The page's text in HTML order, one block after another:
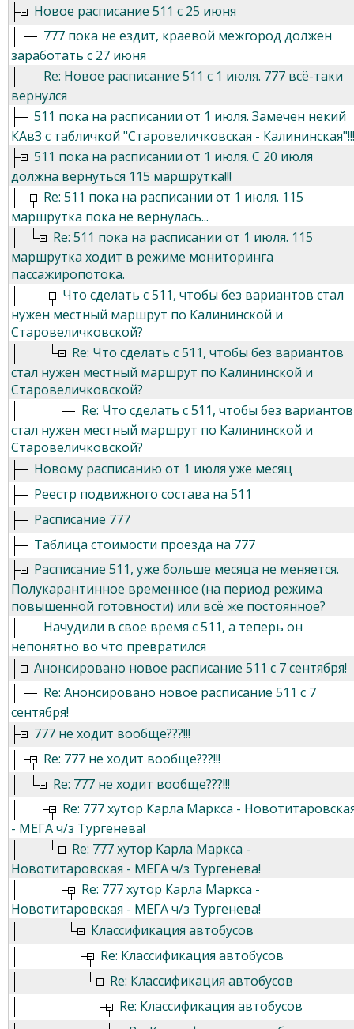
Новое расписание 511 с 25 июня
777 пока не ездит, краевой межгород должен
заработать с 27 июня
Re: Новое расписание 511 с 1 июля. 777 всё-таки
вернулся
511 пока на расписании от 1 июля. Замечен некий
КАвЗ с табличкой "Старовеличковская - Калининская"!!!
511 пока на расписании от 1 июля. С 20 июля
должна вернуться 115 маршрутка!!!
Re: 511 пока на расписании от 1 июля. 115
маршрутка пока не вернулась...
Re: 511 пока на расписании от 1 июля. 115
маршрутка ходит в режиме мониторинга
пассажиропотока.
Что сделать с 511, чтобы без вариантов стал
нужен местный маршрут по Калининской и
Старовеличковской?
Re: Что сделать с 511, чтобы без вариантов
стал нужен местный маршрут по Калининской и
Старовеличковской?
Re: Что сделать с 511, чтобы без вариантов
стал нужен местный маршрут по Калининской и
Старовеличковской?
Новому расписанию от 1 июля уже месяц
Реестр подвижного состава на 511
Расписание 777
Таблица стоимости проезда на 777
Расписание 511, уже больше месяца не меняется.
Полукарантинное временное (на период режима
повышенной готовности) или всё же постоянное?
Начудили в свое время с 511, а теперь он
непонятно во что превратился
Анонсировано новое расписание 511 с 7 сентября!
Re: Анонсировано новое расписание 511 с 7
сентября!
777 не ходит вообще???!!!
Re: 777 не ходит вообще???!!!
Re: 777 не ходит вообще???!!!
Re: 777 хутор Карла Маркса -
- МЕГА ч/з Тургенева!
Re: 777 хутор Карла Маркса -
Новотитаровская - МЕГА ч/з Тургенева!
Re: 777 хутор Карла Маркса -
Новотитаровская - МЕГА ч/з Тургенева!
Классификация автобусов
Re: Классификация автобусов
Re: Классификация автобусов
Re: Классификация автобусов